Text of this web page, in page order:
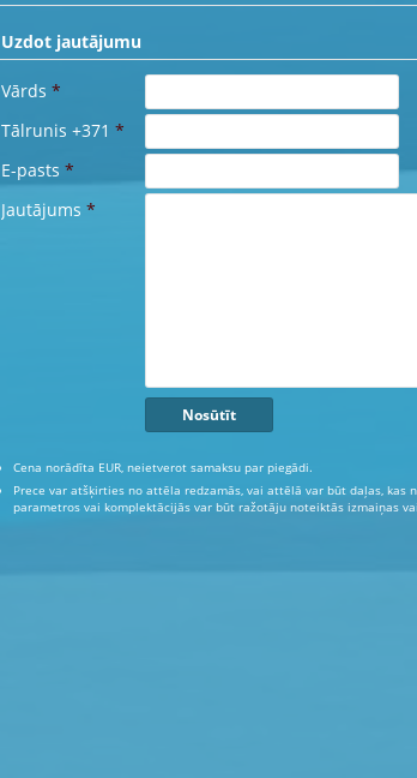
Uzdot jautājumu
Vārds *
Tālrunis +371 *
E-pasts *
Jautājums *
Cena norādīta EUR, neietverot samaksu par piegādi.
Prece var atšķirties no attēla redzamās, vai attēlā var būt daļas,
parametros vai komplektācijās var būt ražotāju noteiktās izmaiņas